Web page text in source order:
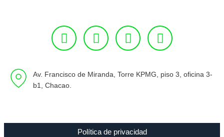
Av. Francisco de Miranda, Torre KPMG, piso 3, oficina 3-
b1, Chacao.
Política de privacidad